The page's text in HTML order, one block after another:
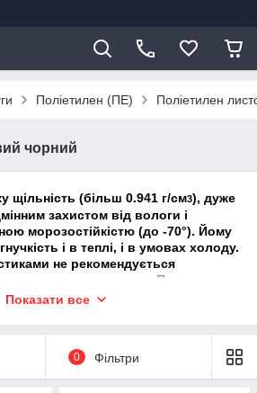
Поліетилен (ПЕ) Поліетилен
чорний
щільність (більш 0.941 г/см3), дуже
захистом від вологи і
морозостійкістю (до -70°). Йому
і в теплі, і в умовах холоду.
не рекомендується
гарячого заповнення. При високих
полімер плавиться і стає
Показати все
0 Фільтри